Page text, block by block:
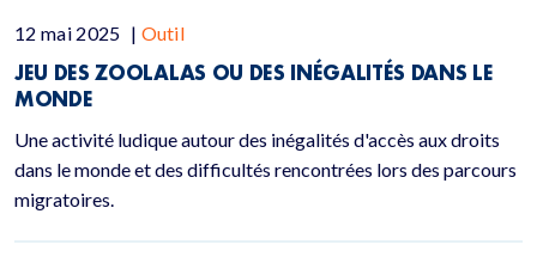
12 mai 2025 | Outil
JEU DES ZOOLALAS OU DES INÉGALITÉS DANS LE
MONDE
Une activité ludique autour des inégalités d'accès aux droits
dans le monde et des difficultés rencontrées lors des parcours
migratoires.